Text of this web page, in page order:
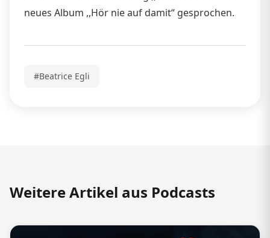
neues Album ,,Hör nie auf damit“ gesprochen.
#Beatrice Egli
Weitere Artikel aus Podcasts